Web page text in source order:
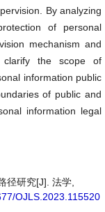
By analyzing
of personal
mechanism and
clarify the scope of
information public
of public and
information legal
径研究[J]. 法学,
OJLS.2023.115520